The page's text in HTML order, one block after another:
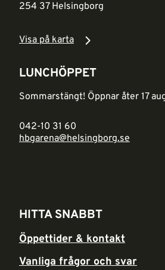
254 37 Helsingborg
Visa på karta
LUNCHÖPPET
Sommarstängt! Öppnar åter 17
042-10 31 60
hbgarena@helsingborg.se
HITTA SNABBT
Öppettider & kontakt
Vanliga frågor och svar